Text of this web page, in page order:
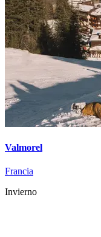
Valmorel
Francia
Invierno